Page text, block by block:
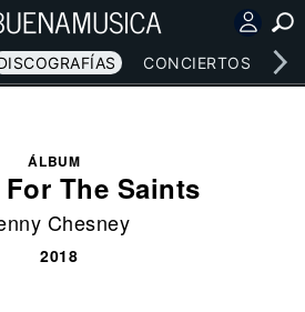
CONCIERTOS
ÁLBUM
The Saints
Chesney
2018